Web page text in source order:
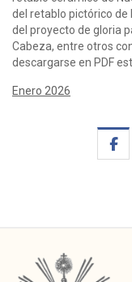
del retablo pictórico de
del proyecto de gloria
Cabeza, entre otros
descargarse en PDF
Enero 2026